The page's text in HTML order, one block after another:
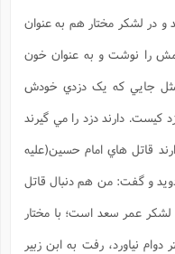
و در لشکر مختار هم به عنوان
را نوشت و به عنوان خون
مثل جايي که يک دزدي خودش
کيست. دارند دزد را مي گيرند
قاتل هاي امام حسين(علیه
و گفت: من هم دنبال قاتل
عمر سعد است؛ با مختار
نياورد، رفت به ابن زبير